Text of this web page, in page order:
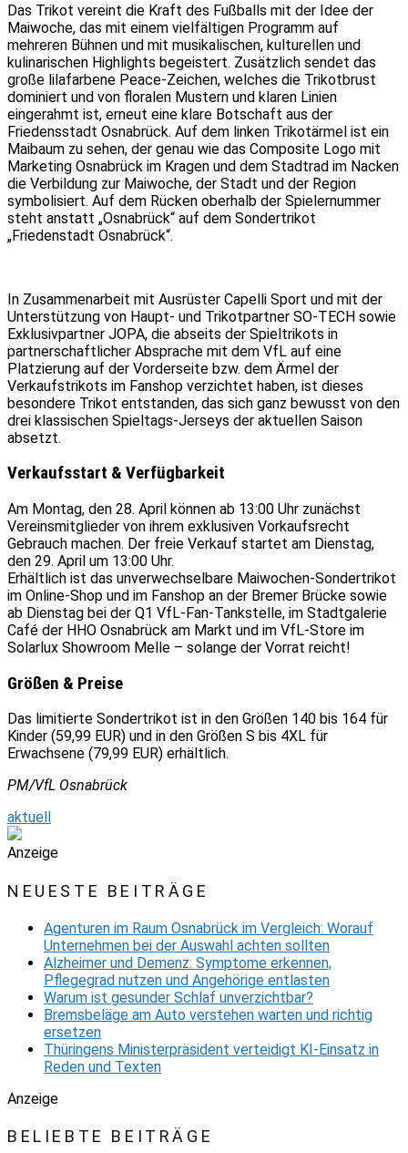
Das Trikot vereint die Kraft des Fußballs mit der Idee der
Maiwoche, das mit einem vielfältigen Programm auf
mehreren Bühnen und mit musikalischen, kulturellen und
kulinarischen Highlights begeistert. Zusätzlich sendet das
große lilafarbene Peace-Zeichen, welches die Trikotbrust
dominiert und von floralen Mustern und klaren Linien
eingerahmt ist, erneut eine klare Botschaft aus der
Friedensstadt Osnabrück. Auf dem linken Trikotärmel ist ein
Maibaum zu sehen, der genau wie das Composite Logo mit
Marketing Osnabrück im Kragen und dem Stadtrad im Nacken
die Verbildung zur Maiwoche, der Stadt und der Region
symbolisiert. Auf dem Rücken oberhalb der Spielernummer
steht anstatt „Osnabrück“ auf dem Sondertrikot
„Friedenstadt Osnabrück“.
In Zusammenarbeit mit Ausrüster Capelli Sport und mit der
Unterstützung von Haupt- und Trikotpartner SO-TECH sowie
Exklusivpartner JOPA, die abseits der Spieltrikots in
partnerschaftlicher Absprache mit dem VfL auf eine
Platzierung auf der Vorderseite bzw. dem Ärmel der
Verkaufstrikots im Fanshop verzichtet haben, ist dieses
besondere Trikot entstanden, das sich ganz bewusst von den
drei klassischen Spieltags-Jerseys der aktuellen Saison
absetzt.
Verkaufsstart & Verfügbarkeit
Am Montag, den 28. April können ab 13:00 Uhr zunächst
Vereinsmitglieder von ihrem exklusiven Vorkaufsrecht
Gebrauch machen. Der freie Verkauf startet am Dienstag,
den 29. April um 13:00 Uhr.
Erhältlich ist das unverwechselbare Maiwochen-Sondertrikot
im Online-Shop und im Fanshop an der Bremer Brücke sowie
ab Dienstag bei der Q1 VfL-Fan-Tankstelle, im Stadtgalerie
Café der HHO Osnabrück am Markt und im VfL-Store im
Solarlux Showroom Melle – solange der Vorrat reicht!
Größen & Preise
Das limitierte Sondertrikot ist in den Größen 140 bis 164 für
Kinder (59,99 EUR) und in den Größen S bis 4XL für
Erwachsene (79,99 EUR) erhältlich.
PM/VfL Osnabrück
aktuell
Anzeige
NEUESTE BEITRÄGE
Agenturen im Raum Osnabrück im Vergleich: Worauf
Unternehmen bei der Auswahl achten sollten
Alzheimer und Demenz: Symptome erkennen,
Pflegegrad nutzen und Angehörige entlasten
Warum ist gesunder Schlaf unverzichtbar?
Bremsbeläge am Auto verstehen warten und richtig
ersetzen
Thüringens Ministerpräsident verteidigt KI-Einsatz in
Reden und Texten
Anzeige
BELIEBTE BEITRÄGE